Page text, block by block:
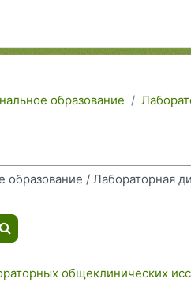
образование
Поиск курса
общеклинических